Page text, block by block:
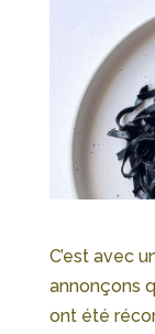
C’est avec
annonçons
ont été